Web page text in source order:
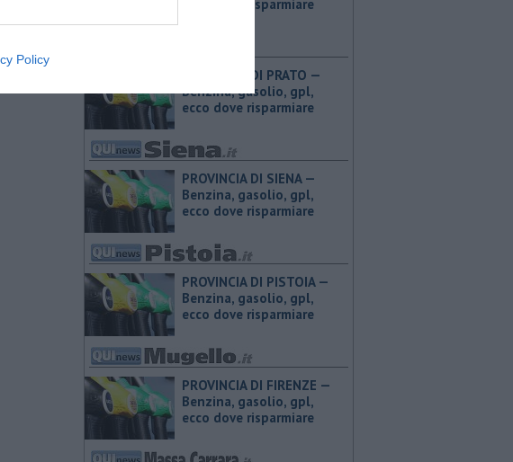
Policy
ecco dove risparmiare
PROVINCIA DI PRATO — ​
Benzina, gasolio, gpl,
ecco dove risparmiare
PROVINCIA DI SIENA — ​
Benzina, gasolio, gpl,
ecco dove risparmiare
PROVINCIA DI PISTOIA — ​
Benzina, gasolio, gpl,
ecco dove risparmiare
PROVINCIA DI FIRENZE — ​
Benzina, gasolio, gpl,
ecco dove risparmiare